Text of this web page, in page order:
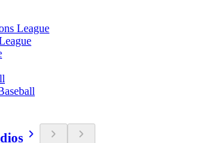
League